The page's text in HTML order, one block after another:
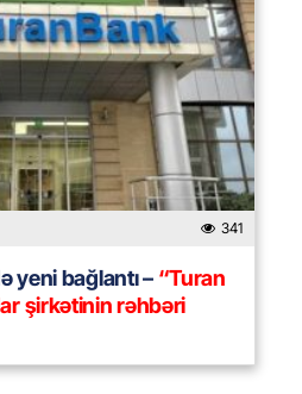
341
yeni bağlantı –“Turan
şirkətinin rəhbəri